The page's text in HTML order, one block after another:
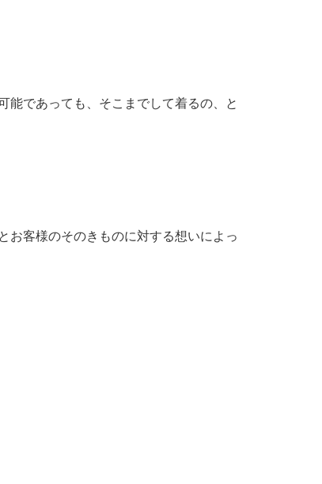
能であっても、そこまでして着るの、と
お客様のそのきものに対する想いによっ